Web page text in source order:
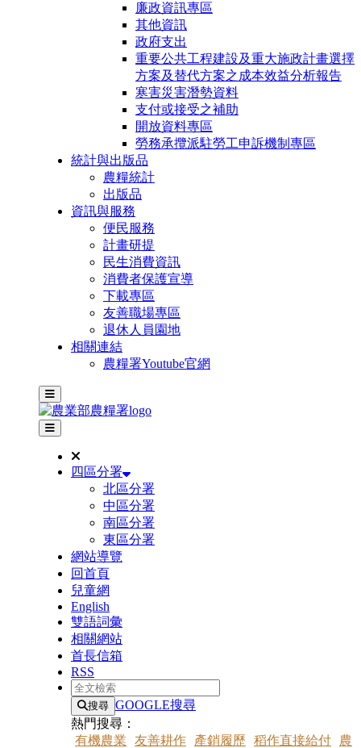
廉政資訊專區
其他資訊
政府支出
重要公共工程建設及重大施政計畫選擇
方案及替代方案之成本效益分析報告
寒害災害潛勢資料
支付或接受之補助
開放資料專區
勞務承攬派駐勞工申訴機制專區
統計與出版品
農糧統計
出版品
資訊與服務
便民服務
計畫研提
民生消費資訊
消費者保護宣導
下載專區
友善職場專區
退休人員園地
相關連結
農糧署Youtube官網
主選單
其他網站選單
四區分署
北區分署
中區分署
南區分署
東區分署
網站導覽
回首頁
兒童網
English
雙語詞彙
相關網站
首長信箱
RSS
全文檢索
搜尋 GOOGLE搜尋
熱門搜尋：
有機農業
友善耕作 產銷履歷 稻作直接給付
農